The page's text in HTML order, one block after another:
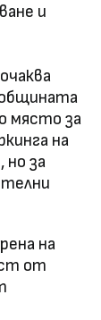
и
място за
на
, но за
на
от